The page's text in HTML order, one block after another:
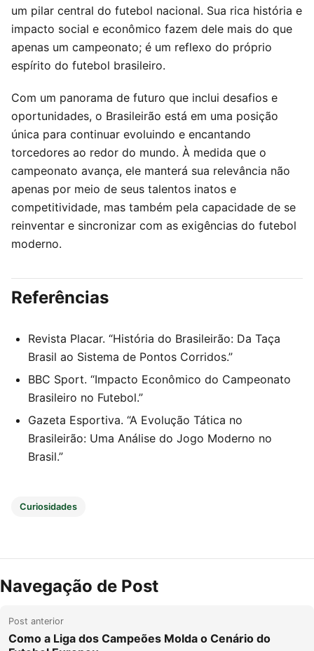
um pilar central do futebol nacional. Sua rica história e
impacto social e econômico fazem dele mais do que
apenas um campeonato; é um reflexo do próprio
espírito do futebol brasileiro.
Com um panorama de futuro que inclui desafios e
oportunidades, o Brasileirão está em uma posição
única para continuar evoluindo e encantando
torcedores ao redor do mundo. À medida que o
campeonato avança, ele manterá sua relevância não
apenas por meio de seus talentos inatos e
competitividade, mas também pela capacidade de se
reinventar e sincronizar com as exigências do futebol
moderno.
Referências
Revista Placar. “História do Brasileirão: Da Taça
Brasil ao Sistema de Pontos Corridos.”
BBC Sport. “Impacto Econômico do Campeonato
Brasileiro no Futebol.”
Gazeta Esportiva. “A Evolução Tática no
Brasileirão: Uma Análise do Jogo Moderno no
Brasil.”
Curiosidades
Navegação de Post
Post anterior
Como a Liga dos Campeões Molda o Cenário do